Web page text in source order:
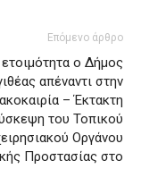
Επόμενο άρθρο
ο Δήμος
απέναντι στην
– Έκτακτη
του Τοπικού
Οργάνου
Προστασίας στο